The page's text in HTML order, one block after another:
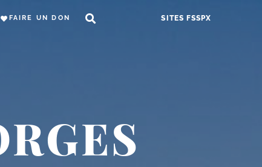
FAIRE UN DON SITES FSSPX